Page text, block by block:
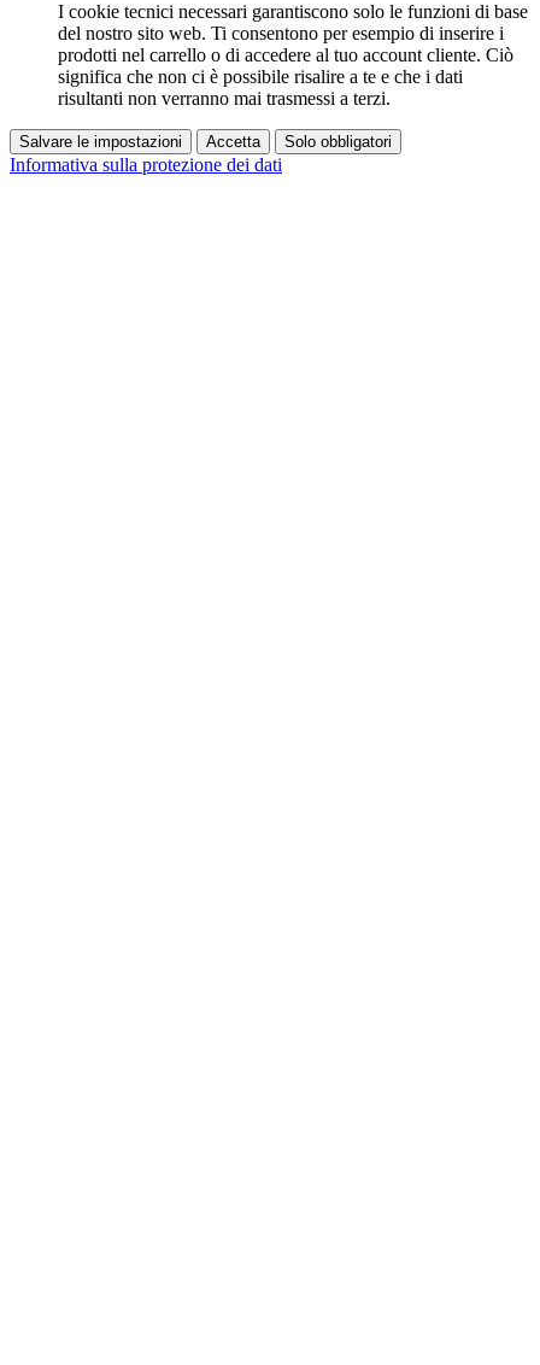
I cookie tecnici necessari garantiscono solo le funzioni di base
del nostro sito web. Ti consentono per esempio di inserire i
prodotti nel carrello o di accedere al tuo account cliente. Ciò
significa che non ci è possibile risalire a te e che i dati
risultanti non verranno mai trasmessi a terzi.
Salvare le impostazioni Accetta Solo obbligatori
Informativa sulla protezione dei dati